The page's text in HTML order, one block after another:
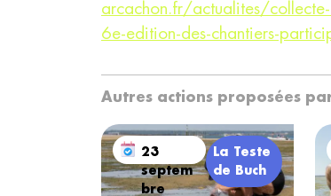
arcachon.fr/actualites/
6e-edition-des-chantiers-
Autres actions proposées
23
septem
bre
La Teste
de Buch